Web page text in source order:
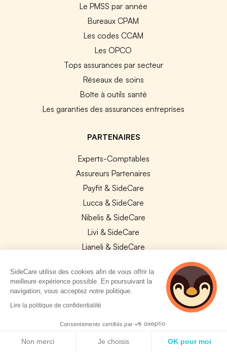
Le PMSS par année
Bureaux CPAM
Les codes CCAM
Les OPCO
Tops assurances par secteur
Réseaux de soins
Boîte à outils santé
Les garanties des assurances entreprises
PARTENAIRES
Experts-Comptables
Assureurs Partenaires
Payfit & SideCare
Lucca & SideCare
Nibelis & SideCare
Livi & SideCare
Lianeli & SideCare
API & INTEGRATIONS
API SideCare
Les SIRH / Systèmes de paie connectés
A PROPOS
SideCare utilise des cookies afin de vous offrir la
meilleure expérience possible. En poursuivant la
navigation, vous acceptez notre politique.
Lire la politique de confidentialité
Consentements certifiés par
Non merci Je choisis OK pour moi
2 personnes
consultent
actuellement cette